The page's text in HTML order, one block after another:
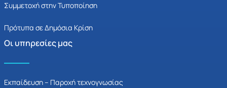
Συμμετοχή στην Τυποποίηση
Πρότυπα σε Δημόσια Κρίση
Οι υπηρεσίες μας
Εκπαίδευση – Παροχή τεχνογνωσίας